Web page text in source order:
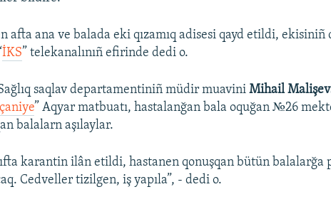
afta ana ve balada eki qızamıq adisesi qayd etildi, ekisiniñ
İKS” telekanalınıñ efirinde dedi o.
saqlav departamentiniñ müdir muaviniMihail
” Aqyar matbuatı, hastalanğan bala oquğan №26
balalarn aşılaylar.
karantin ilân etildi, hastanen qonuşqan bütün balalarğa
Cedveller tizilgen, iş yapıla”, - dedi o.